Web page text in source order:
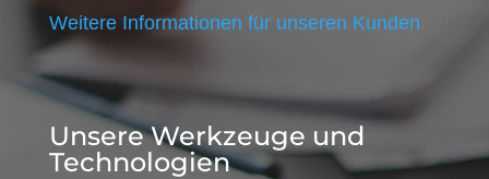
Weitere Informationen für unseren Kunden
Unsere Werkzeuge und
Technologien